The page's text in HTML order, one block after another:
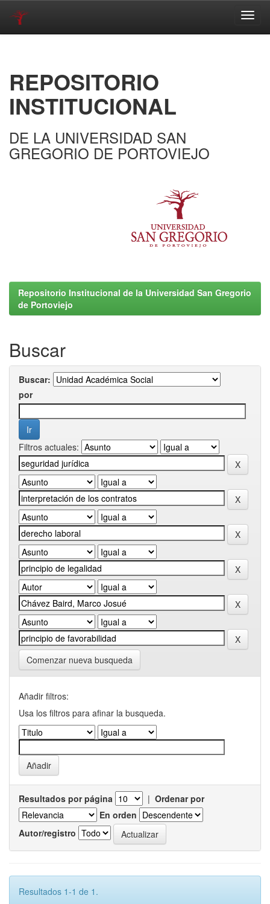
REPOSITORIO
INSTITUCIONAL
DE LA UNIVERSIDAD SAN
GREGORIO DE PORTOVIEJO
Repositorio Institucional de la Universidad San Gregorio
de Portoviejo
Buscar
Buscar:
por
Filtros actuales:
Comenzar nueva busqueda
Añadir filtros:
Usa los filtros para afinar la busqueda.
Resultados por página | Ordenar por
En orden
Autor/registro
Resultados 1-1 de 1.